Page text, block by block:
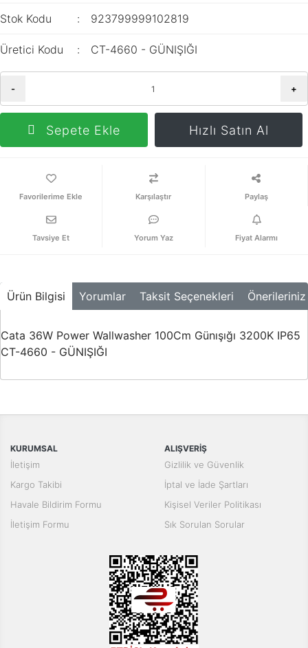
Stok Kodu 923799999102819
Üretici Kodu CT-4660 - GÜNIŞIĞI
- +
Sepete Ekle Hızlı Satın Al
Karşılaştır Paylaş
Tavsiye Et Yorum Yaz Fiyat Alarmı
Ürün Bilgisi Yorumlar Taksit Seçenekleri Önerileriniz
Cata 36W Power Wallwasher 100Cm Günışığı 3200K IP65
CT-4660 - GÜNIŞIĞI
Yorum Yaz
Bu ürünün fiyat bilgisi, resim, ürün açıklamalarında ve diğer
Ürün resmi kalitesiz, bozuk veya görüntülenemiyor.
Ürün fiyatı diğer sitelerden daha pahalı.
Bu ürüne benzer farklı alternatifler olmalı.
Gönder
KURUMSAL
İletişim
Kargo Takibi
Havale Bildirim Formu
İletişim Formu
ALIŞVERİŞ
Gizlilik ve Güvenlik
İptal ve İade Şartları
Kişisel Veriler Politikası
Sık Sorulan Sorular